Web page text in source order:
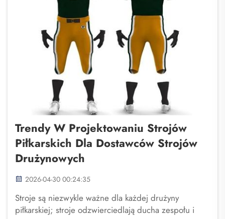
Trendy W Projektowaniu Strojów
Piłkarskich Dla Dostawców Strojów
Drużynowych
2026-04-30 00:24:35
Stroje są niezwykle ważne dla każdej drużyny
piłkarskiej; stroje odzwierciedlają ducha zespołu i